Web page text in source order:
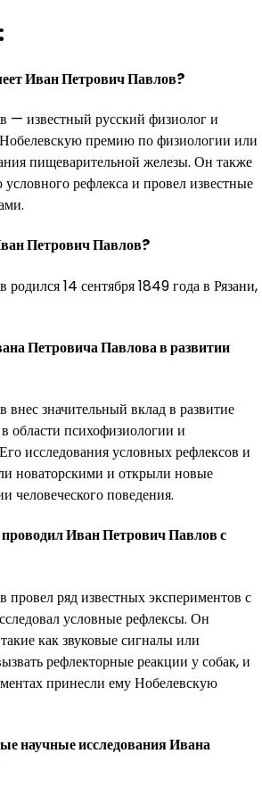
Иван Петрович Павлов?
— известный русский физиолог и
премию по физиологии или
пищеварительной железы. Он также
рефлекса и провел известные
Петрович Павлов?
14 сентября 1849 года в Рязани,
Петровича Павлова в развитии
значительный вклад в развитие
области психофизиологии и
исследования условных рефлексов и
новаторскими и открыли новые
человеческого поведения.
Иван Петрович Павлов с
ряд известных экспериментов с
условные рефлексы. Он
как звуковые сигналы или
рефлекторные реакции у собак, и
принесли ему Нобелевскую
научные исследования Ивана